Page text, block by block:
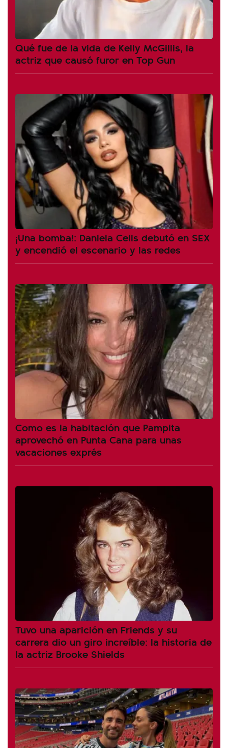
Qué fue de la vida de Kelly McGillis, la
actriz que causó furor en Top Gun
¡Una bomba!: Daniela Celis debutó en SEX
y encendió el escenario y las redes
Como es la habitación que Pampita
aprovechó en Punta Cana para unas
vacaciones exprés
Tuvo una aparición en Friends y su
carrera dio un giro increíble: la historia de
la actriz Brooke Shields